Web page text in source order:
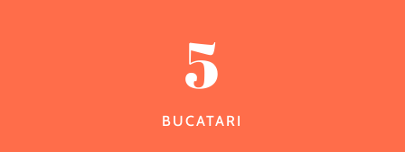
5
BUCATARI